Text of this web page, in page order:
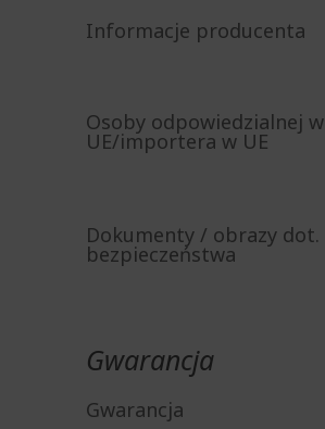
Informacje producenta
Osoby odpowiedzialnej w
UE/importera w UE
Dokumenty / obrazy dot.
bezpieczeństwa
Gwarancja
Gwarancja